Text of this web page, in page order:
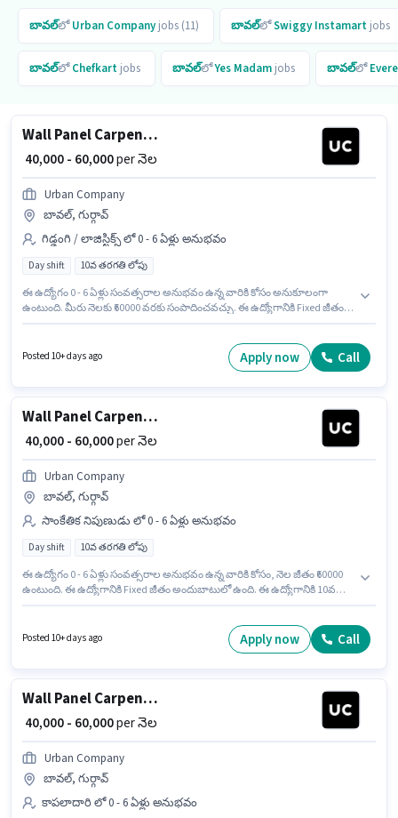
బావల్లోUrban Companyjobs (11) బావల్లోSwiggy Instamart jobs
బావల్లోChefkart jobs బావల్లోYes Madam jobs బావల్లో
Wall Panel Carpenter
₹ 40,000 - 60,000per నెల
Urban Company
బావల్, గుర్గావ్
గిడ్డంగి / లాజిస్టిక్స్ లో 0 - 6 ఏళ్లు అనుభవం
Day shift 10వ తరగతి లోపు
ఈ ఉద్యోగం 0 - 6 ఏళ్లు సంవత్సరాల అనుభవం ఉన్న వారికి కోసం అనుకూలంగా
ఉంటుంది. మీరు నెలకు ₹60000 వరకు సంపాదించవచ్చు. ఈ ఉద్యోగానికి Fixed జీతం
దరఖాస్తు చేయవచ్చు. ఈ ఖాళీ బావల్, గుర్గావ్ లో ఉంది. Urban Company లో
గిడ్డంగి / లాజిస్టిక్స్ విభాగంలో Wall Panel Carpenter గా చేరండి.
Posted 10+ days ago Apply now Call
Wall Panel Carpenter
₹ 40,000 - 60,000per నెల
Urban Company
బావల్, గుర్గావ్
సాంకేతిక నిపుణుడు లో 0 - 6 ఏళ్లు అనుభవం
Day shift 10వ తరగతి లోపు
ఈ ఉద్యోగం 0 - 6 ఏళ్లు సంవత్సరాల అనుభవం ఉన్న వారికి కోసం, నెల జీతం ₹60000
ఉంటుంది. ఈ ఉద్యోగానికి Fixed జీతం అందుబాటులో ఉంది. ఈ ఉద్యోగానికి 10వ
Carpenter గా చేరండి. ఇది Full Time ఉద్యోగం, ఇందులో DAY shift మరియు
Posted 10+ days ago Apply now Call
Wall Panel Carpenter
₹ 40,000 - 60,000per నెల
Urban Company
బావల్, గుర్గావ్
కాపలాదారి లో 0 - 6 ఏళ్లు అనుభవం